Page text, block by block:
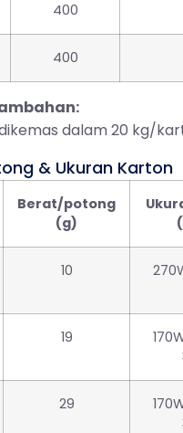
400
400
dalam 20 kg/
& Ukuran Karton
Berat/potong
(g)
10
19
29